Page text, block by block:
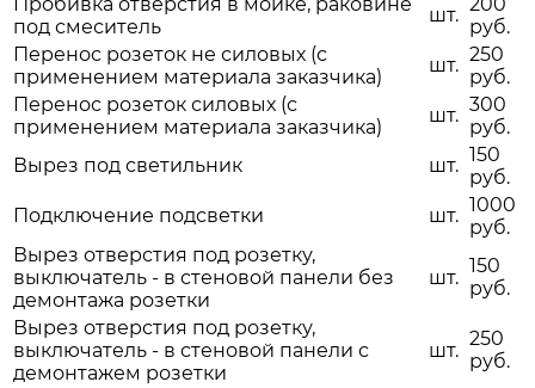
под смеситель
шт.
руб.
Перенос розеток не силовых (с
применением материала заказчика)
шт. 250
руб.
Перенос розеток силовых (с
применением материала заказчика)
шт. 300
руб.
Вырез под светильник
шт. 150
руб.
Подключение подсветки
шт. 1000
руб.
Вырез отверстия под розетку,
выключатель - в стеновой панели без
демонтажа розетки
шт.
150
руб.
Вырез отверстия под розетку,
выключатель - в стеновой панели с
демонтажем розетки
шт.
250
руб.